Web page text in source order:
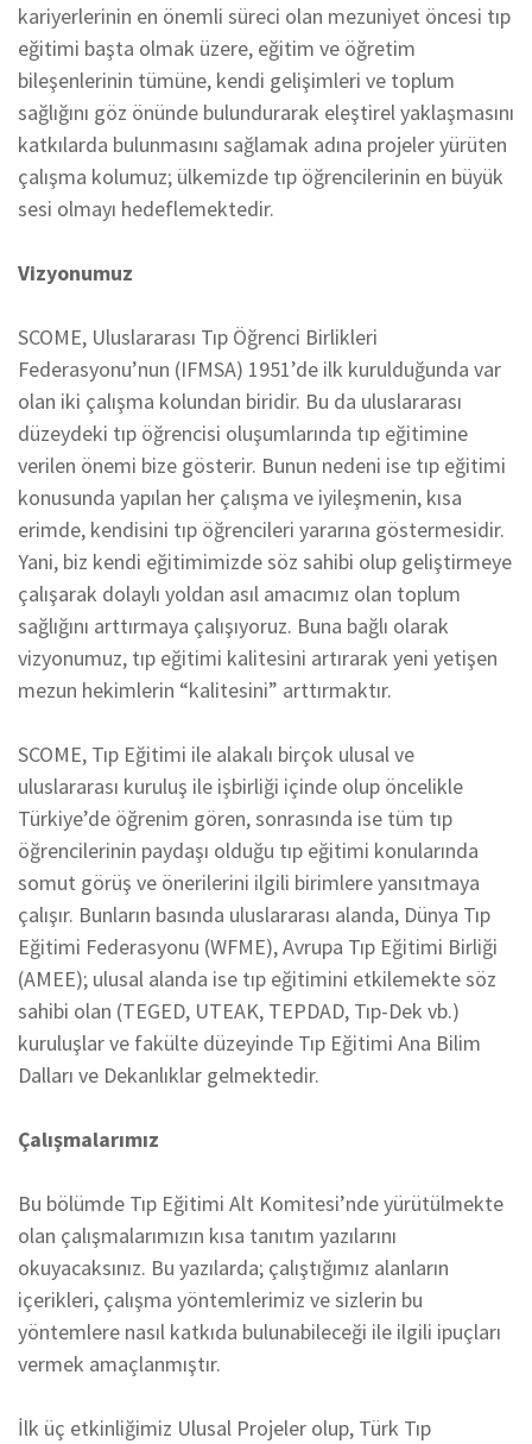
kariyerlerinin en önemli süreci olan mezuniyet öncesi tıp
eğitimi başta olmak üzere, eğitim ve öğretim
bileşenlerinin tümüne, kendi gelişimleri ve toplum
sağlığını göz önünde bulundurarak eleştirel yaklaşmasını
katkılarda bulunmasını sağlamak adına projeler yürüten
çalışma kolumuz; ülkemizde tıp öğrencilerinin en büyük
sesi olmayı hedeflemektedir.
Vizyonumuz
SCOME, Uluslararası Tıp Öğrenci Birlikleri
Federasyonu’nun (IFMSA) 1951’de ilk kurulduğunda var
olan iki çalışma kolundan biridir. Bu da uluslararası
düzeydeki tıp öğrencisi oluşumlarında tıp eğitimine
verilen önemi bize gösterir. Bunun nedeni ise tıp eğitimi
konusunda yapılan her çalışma ve iyileşmenin, kısa
erimde, kendisini tıp öğrencileri yararına göstermesidir.
Yani, biz kendi eğitimimizde söz sahibi olup geliştirmeye
çalışarak dolaylı yoldan asıl amacımız olan toplum
sağlığını arttırmaya çalışıyoruz. Buna bağlı olarak
vizyonumuz, tıp eğitimi kalitesini artırarak yeni yetişen
mezun hekimlerin “kalitesini” arttırmaktır.
SCOME, Tıp Eğitimi ile alakalı birçok ulusal ve
uluslararası kuruluş ile işbirliği içinde olup öncelikle
Türkiye’de öğrenim gören, sonrasında ise tüm tıp
öğrencilerinin paydaşı olduğu tıp eğitimi konularında
somut görüş ve önerilerini ilgili birimlere yansıtmaya
çalışır. Bunların basında uluslararası alanda, Dünya Tıp
Eğitimi Federasyonu (WFME), Avrupa Tıp Eğitimi Birliği
(AMEE); ulusal alanda ise tıp eğitimini etkilemekte söz
sahibi olan (TEGED, UTEAK, TEPDAD, Tıp-Dek vb.)
kuruluşlar ve fakülte düzeyinde Tıp Eğitimi Ana Bilim
Dalları ve Dekanlıklar gelmektedir.
Çalışmalarımız
Bu bölümde Tıp Eğitimi Alt Komitesi’nde yürütülmekte
olan çalışmalarımızın kısa tanıtım yazılarını
okuyacaksınız. Bu yazılarda; çalıştığımız alanların
içerikleri, çalışma yöntemlerimiz ve sizlerin bu
yöntemlere nasıl katkıda bulunabileceği ile ilgili ipuçları
vermek amaçlanmıştır.
İlk üç etkinliğimiz Ulusal Projeler olup, Türk Tıp